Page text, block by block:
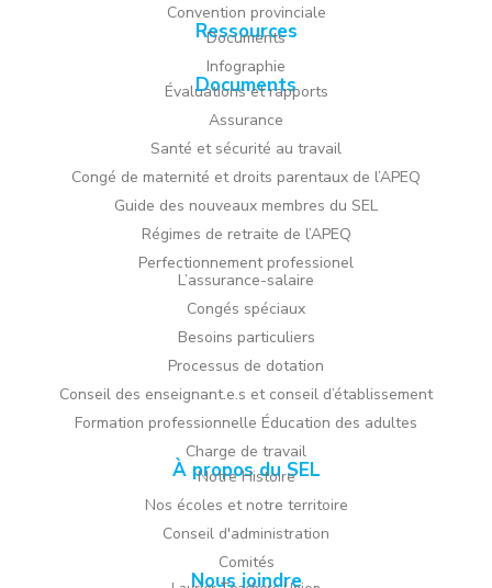
Convention provinciale
Ressources
Documents
Infographie
Documents
Évaluations et rapports
Assurance
Santé et sécurité au travail
Congé de maternité et droits parentaux de l’APEQ
Guide des nouveaux membres du SEL
Régimes de retraite de l’APEQ
Perfectionnement professionel
L’assurance-salaire
Congés spéciaux
Besoins particuliers
Processus de dotation
Conseil des enseignant.e.s et conseil d’établissement
Formation professionnelle Éducation des adultes
Charge de travail
À propos du SEL
Notre Histoire
Nos écoles et notre territoire
Conseil d'administration
Comités
Nous joindre